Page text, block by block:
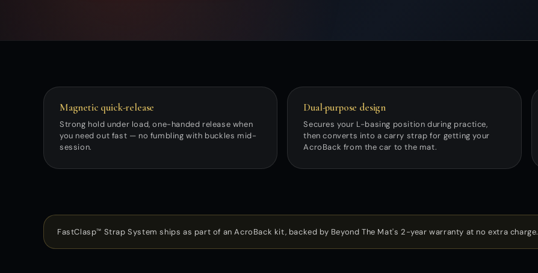
Magnetic quick-release
Strong hold under load, one-handed release when
you need out fast — no fumbling with buckles mid-
session.
Dual-purpose design
Secures your L-basing position during practice,
then converts into a carry strap for getting your
AcroBack from the car to the mat.
FastClasp™ Strap System ships as part of an AcroBack kit, backed by Beyond The Mat's 2-year warranty at no extra charge.